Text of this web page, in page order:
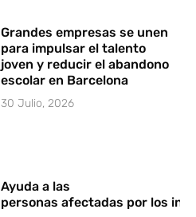
Grandes empresas se unen
para impulsar el talento
joven y reducir el abandono
escolar en Barcelona
30 Julio, 2026
Ayuda a las
personas afectadas por los